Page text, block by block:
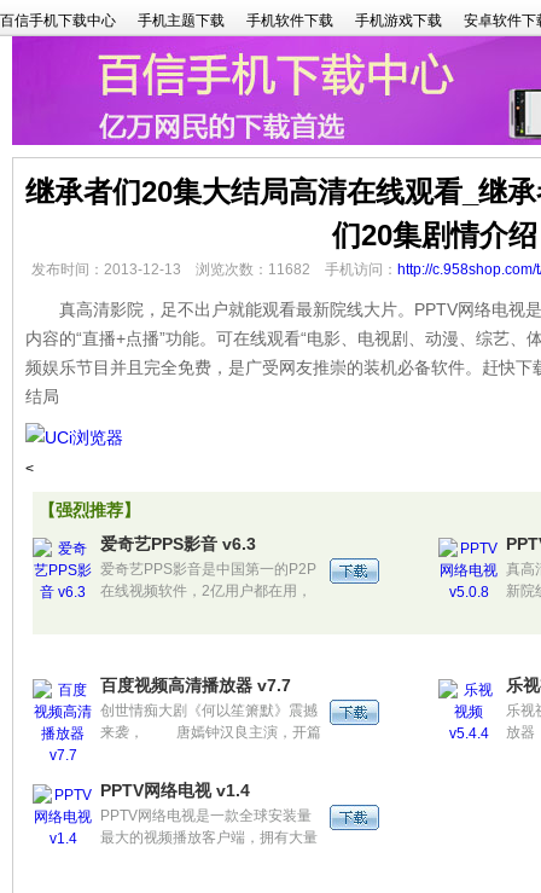
百信手机下载中心 手机主题下载 手机软件下载 手机游戏下载 安卓软件下
继承者们20集大结局高清在线观看_继
们20集剧情介绍
发布时间：2013-12-13 浏览次数：11682 手机访问： http://c.958shop.com/
真高清影院，足不出户就能观看最新院线大片。PPTV网络电视
内容的“直播+点播”功能。可在线观看“电影、电视剧、动漫、综艺、
频娱乐节目并且完全免费，是广受网友推崇的装机必备软件。赶快
结局
<
【强烈推荐】
爱奇艺PPS影音 v6.3
爱奇艺PPS影音是中国第一的P2P
在线视频软件，2亿用户都在用，
可下载。独家P2P+CDN联合加速
技术，在线播放超流畅。新版增加
全网搜索功能，爱奇艺、百度、优
酷、土豆、搜狐、pptv、腾讯、人
播放！
真高
新院
艺、
讯”
费，
件。
百度视频高清播放器 v7.7
创世情痴大剧《何以笙箫默》震撼
来袭， 唐嫣钟汉良主演，开篇
乐
乐视
放器
PPTV网络电视 v1.4
PPTV网络电视是一款全球安装量
最大的视频播放客户端，拥有大量